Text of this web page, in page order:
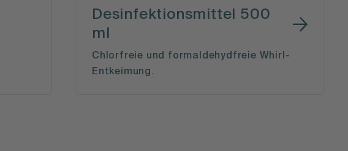
Desinfektionsmittel 500
ml
Chlorfreie und formaldehydfreie Whirl-
Entkeimung.